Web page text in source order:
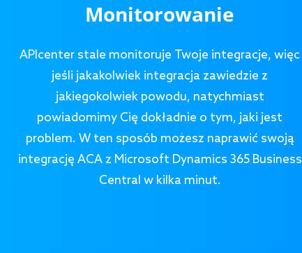
Monitorowanie
APIcenter stale monitoruje Twoje integracje, więc
jeśli jakakolwiek integracja zawiedzie z
jakiegokolwiek powodu, natychmiast
powiadomimy Cię dokładnie o tym, jaki jest
problem. W ten sposób możesz naprawić swoją
integrację ACA z Microsoft Dynamics 365 Business
Central w kilka minut.